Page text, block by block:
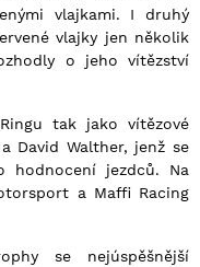
vlajkami. I druhý
vlajky jen několik
o jeho vítězství
tak jako vítězové
David Walther, jenž se
hodnocení jezdců. Na
a Maffi Racing
se nejúspěšnější